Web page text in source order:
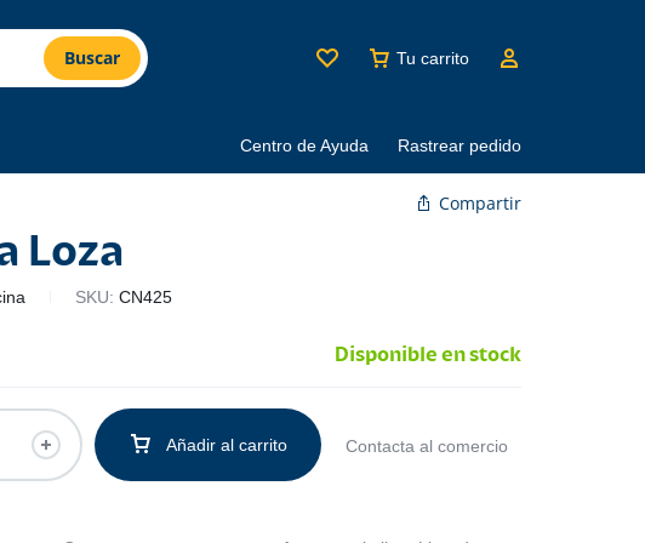
Buscar Tu carrito
Centro de Ayuda Rastrear pedido
Compartir
Loza
SKU:CN425
Disponible en stock
Añadir al carrito Contacta al comercio